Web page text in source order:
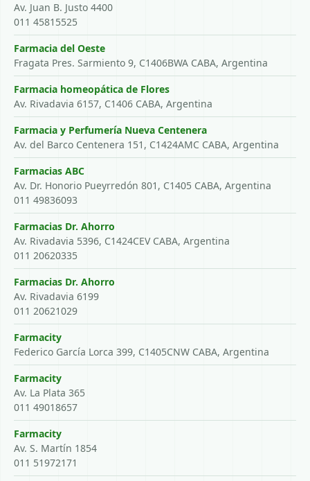
Av. Juan B. Justo 4400
011 45815525
Farmacia del Oeste
Fragata Pres. Sarmiento 9, C1406BWA CABA, Argentina
Farmacia homeopática de Flores
Av. Rivadavia 6157, C1406 CABA, Argentina
Farmacia y Perfumería Nueva Centenera
Av. del Barco Centenera 151, C1424AMC CABA, Argentina
Farmacias ABC
Av. Dr. Honorio Pueyrredón 801, C1405 CABA, Argentina
011 49836093
Farmacias Dr. Ahorro
Av. Rivadavia 5396, C1424CEV CABA, Argentina
011 20620335
Farmacias Dr. Ahorro
Av. Rivadavia 6199
011 20621029
Farmacity
Federico García Lorca 399, C1405CNW CABA, Argentina
Farmacity
Av. La Plata 365
011 49018657
Farmacity
Av. S. Martín 1854
011 51972171